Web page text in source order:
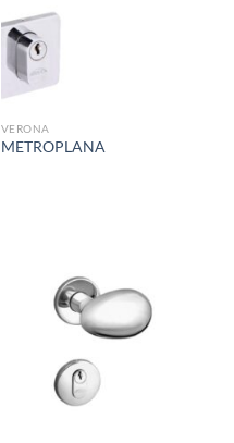
VERONA
METROPLANA